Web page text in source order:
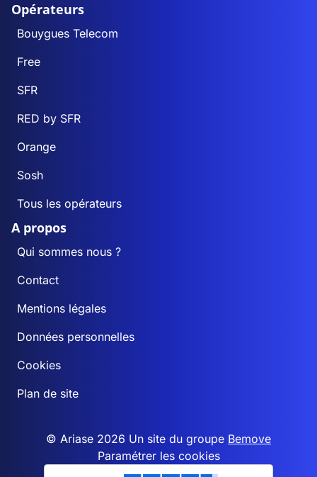
Opérateurs
Bouygues Telecom
Free
SFR
RED by SFR
Orange
Sosh
Tous les opérateurs
A propos
Qui sommes nous ?
Contact
Mentions légales
Données personnelles
Cookies
Plan de site
© Ariase 2026 Un site du groupe Bemove
Paramétrer les cookies